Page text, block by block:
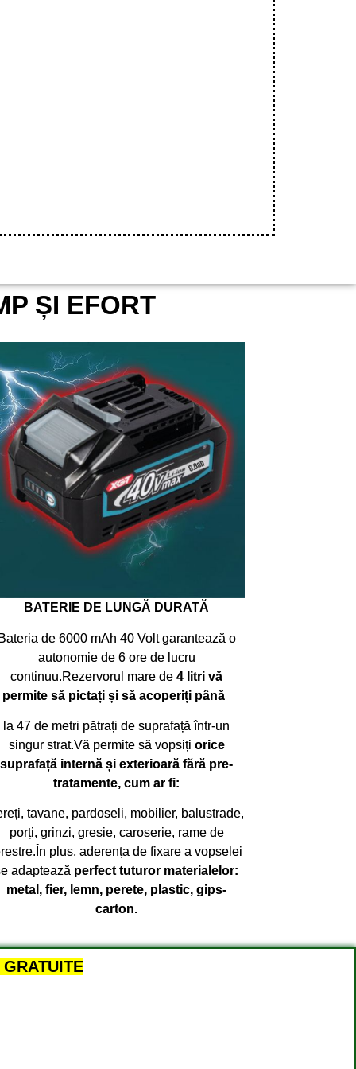
ȘI EFORT
BATERIE DE LUNGĂ DURATĂ
Bateria de 6000 mAh 40 Volt garantează o
autonomie de 6 ore de lucru
continuu.Rezervorul mare de 4 litri vă
permite să pictați și să acoperiți până
la 47 de metri pătrați de suprafață într-un
singur strat.Vă permite să vopsiți orice
suprafață internă și exterioară fără pre-
tratamente, cum ar fi:
tavane, pardoseli, mobilier, balustrade,
porți, grinzi, gresie, caroserie, rame de
plus, aderența de fixare a vopselei
adaptează perfect tuturor materialelor:
metal, fier, lemn, perete, plastic, gips-
carton.